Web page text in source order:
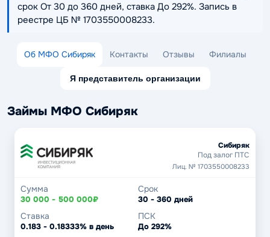
срок От 30 до 360 дней, ставка До 292%. Запись в
реестре ЦБ № 1703550008233.
Об МФО Сибиряк Контакты Отзывы Филиалы
Я представитель организации
Займы МФО Сибиряк
Сибиряк
Под залог ПТС
Лиц. № 1703550008233
Сумма
30 000 - 500 000₽
Срок
30 - 360 дней
Ставка
0.183 - 0.18333% в день
ПСК
До 292%